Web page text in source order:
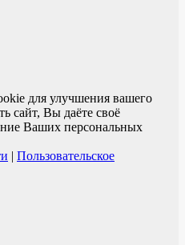
для улучшения вашего
сайт, Вы даёте своё
Ваших персональных
Пользовательское